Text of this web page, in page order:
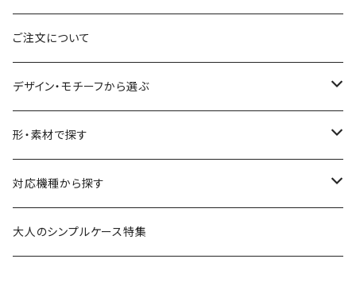
ご注文について
デザイン・モチーフから選ぶ
花柄・植物
生き物
食べ物
形・素材で探す
透明・クリアケース（ハードケース）
透明・ソフトケース（柔らか素材）
対応機種から探す
iPhone 17 シリーズ
大人のシンプルケース特集